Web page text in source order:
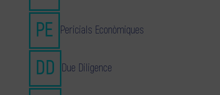
Pericials Econòmiques
Due Diligence